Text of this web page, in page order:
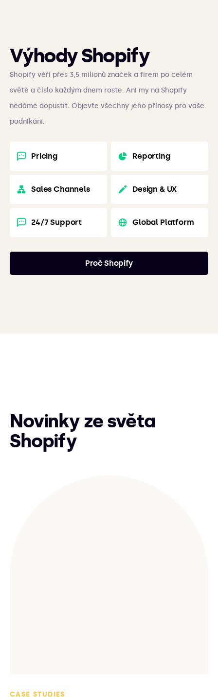
Výhody Shopify
Shopify věří přes 3,5 milionů značek a firem po celém
světě a číslo každým dnem roste. Ani my na Shopify
nedáme dopustit. Objevte všechny jeho přínosy pro vaše
podnikání.
Pricing Reporting
Sales Channels Design & UX
24/7 Support Global Platform
Proč Shopify
Novinky ze světa
Shopify
CASE STUDIES